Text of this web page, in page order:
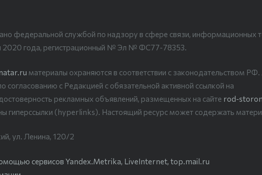
федеральной службой по надзору в сфере связи, информационных
2020 года, регистрационный № Эл № ФС77-78353.
материалы охраняются в соответствии с законодательством
согласованию с Редакцией с обязательной активной ссылкой на
рекламных объявлений, размещенных на сайте rod-
гиперссылки (hyperlinks). Настоящий ресурс может содержать
ул. Ленина, 120/2
сервисов Yandex.Metrika, LiveInternet, top.mail.ru